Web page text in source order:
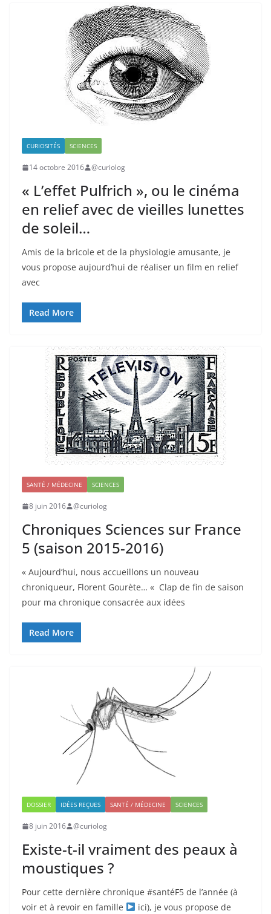
CURIOSITÉS SCIENCES
14 octobre 2016 @curiolog
« L’effet Pulfrich », ou le cinéma
en relief avec de vieilles lunettes
de soleil…
Amis de la bricole et de la physiologie amusante, je
vous propose aujourd’hui de réaliser un film en relief
avec
Read More
SANTÉ / MÉDECINE SCIENCES
8 juin 2016 @curiolog
Chroniques Sciences sur France
5 (saison 2015-2016)
« Aujourd’hui, nous accueillons un nouveau
chroniqueur, Florent Gourète… « Clap de fin de saison
pour ma chronique consacrée aux idées
Read More
DOSSIER IDÉES REÇUES SANTÉ / MÉDECINE SCIENCES
8 juin 2016 @curiolog
Existe-t-il vraiment des peaux à
moustiques ?
Pour cette dernière chronique #santéF5 de l’année (à
voir et à revoir en famille
ici), je vous propose de